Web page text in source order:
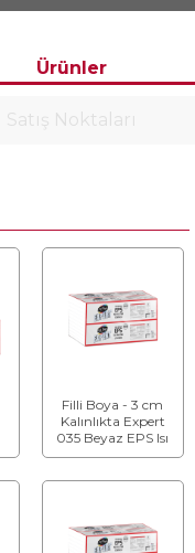
Ürünler
Satış Noktaları
Filli Boya - 3 cm
Kalınlıkta Expert
035 Beyaz EPS Isı
Yalıtım Levhası